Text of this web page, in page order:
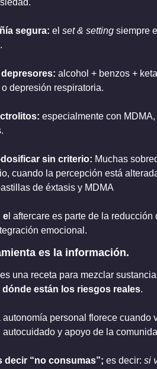
segura: el set & setting siempre
alcohol + benzos +
depresión respiratoria.
especialmente con MDMA,
sin criterio: Muchas
cuando la percepción está
de éxtasis y MDMA
el aftercare es parte de la reducción
emocional.
es la información.
una receta para mezclar
dónde están los riesgos reales.
personal florece cuando
y apoyo de la
decir “no consumas”; es decir: si